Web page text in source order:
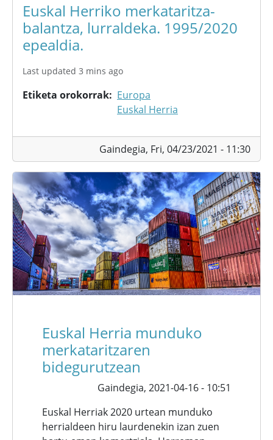
Euskal Herriko merkataritza-
balantza, lurraldeka. 1995/2020
epealdia.
Last updated 3 mins ago
Etiketa orokorrak
Europa
Euskal Herria
Gaindegia, Fri, 04/23/2021 - 11:30
Euskal Herria munduko
merkataritzaren
bidegurutzean
Gaindegia, 2021-04-16 - 10:51
Euskal Herriak 2020 urtean munduko
herrialdeen hiru laurdenekin izan zuen